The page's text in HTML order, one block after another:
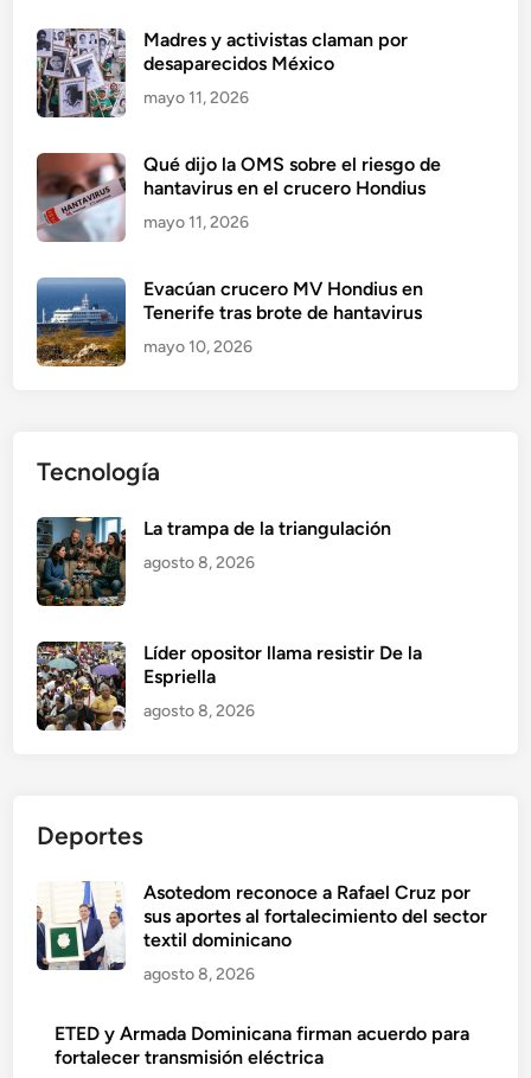
Madres y activistas claman por
desaparecidos México
mayo 11, 2026
Qué dijo la OMS sobre el riesgo de
hantavirus en el crucero Hondius
mayo 11, 2026
Evacúan crucero MV Hondius en
Tenerife tras brote de hantavirus
mayo 10, 2026
Tecnología
La trampa de la triangulación
agosto 8, 2026
Líder opositor llama resistir De la
Espriella
agosto 8, 2026
Deportes
Asotedom reconoce a Rafael Cruz por
sus aportes al fortalecimiento del sector
textil dominicano
agosto 8, 2026
ETED y Armada Dominicana firman acuerdo para
fortalecer transmisión eléctrica